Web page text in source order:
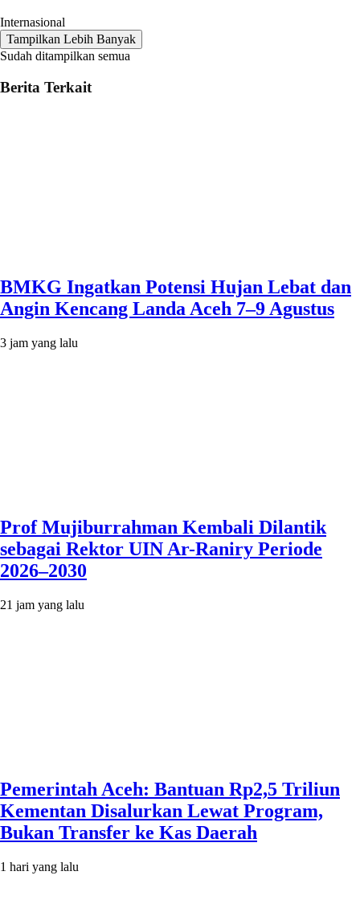
Internasional
Tampilkan Lebih Banyak
Sudah ditampilkan semua
Berita Terkait
BMKG Ingatkan Potensi Hujan Lebat dan
Angin Kencang Landa Aceh 7–9 Agustus
3 jam yang lalu
Prof Mujiburrahman Kembali Dilantik
sebagai Rektor UIN Ar-Raniry Periode
2026–2030
21 jam yang lalu
Pemerintah Aceh: Bantuan Rp2,5 Triliun
Kementan Disalurkan Lewat Program,
Bukan Transfer ke Kas Daerah
1 hari yang lalu